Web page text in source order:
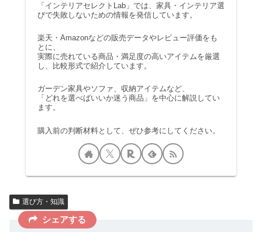
「インテリアセレクトLab」では、家具・インテリア選
びで失敗しないための情報を発信しています。
楽天・Amazonなどの販売データやレビュー評価をも
とに、
実際に売れている商品・満足度の高いアイテムを厳選
し、比較形式で紹介しています。
ガーデン家具やソファ、収納アイテムなど、
「どれを選べばいいか迷う商品」を中心に解説してい
ます。
購入前の判断材料として、ぜひ参考にしてください。
選び方・知識
シェアする